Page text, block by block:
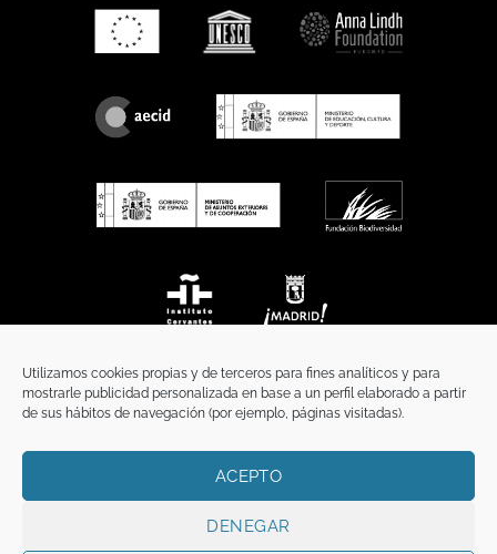
Utilizamos cookies propias y de terceros para fines analíticos y para
mostrarle publicidad personalizada en base a un perfil elaborado a partir
de sus hábitos de navegación (por ejemplo, páginas visitadas).
ACEPTO
DENEGAR
POLÍTICA DE PRIVACIDAD
POLÍTICA DE COOKIES
TÉRMINOS Y CONDICIONES